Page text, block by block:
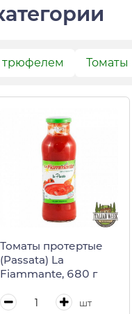
трюфелем Томаты
Томаты протертые
(Passata) La
Fiammante, 680 г
шт